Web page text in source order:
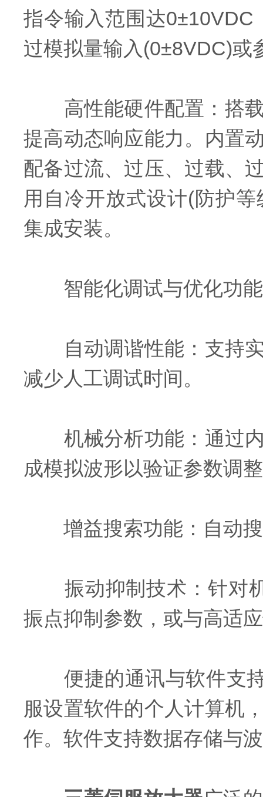
指令输入范围达
过模拟量输入(0±8VDC)或
高性能硬件配置：搭载
提高动态响应能力。内置
配备过流、过压、过载、
用自冷开放式设计(防护
集成安装。
智能化调试与优化功
自动调谐性能：支持实
减少人工调试时间。
机械分析功能：通过内
成模拟波形以验证参数调
增益搜索功能：自动搜
振动抑制技术：针对机
振点抑制参数，或与高适
便捷的通讯与软件支持
服设置软件的个人计算机
作。软件支持数据存储与